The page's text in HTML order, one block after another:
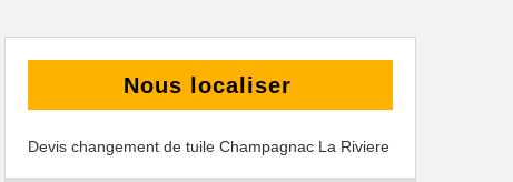
Nous localiser
Devis changement de tuile Champagnac La Riviere